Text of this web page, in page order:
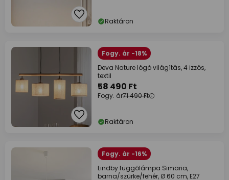
Raktáron
Fogy. ár -18%
Deva Nature lógó világítás, 4 izzós,
textil
58 490 Ft
Fogy. ár71 490 Ft
Raktáron
Fogy. ár -16%
Lindby függőlámpa Simaria,
barna/szürke/fehér, Ø 60 cm, E27